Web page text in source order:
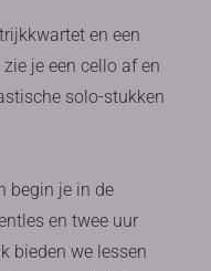
en een
je een cello af en
solo-stukken
begin je in de
en twee uur
bieden we lessen